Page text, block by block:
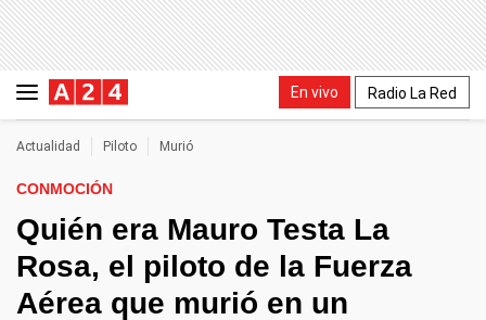
En vivo Radio La Red
Actualidad Piloto Murió
CONMOCIÓN
Quién era Mauro Testa La
Rosa, el piloto de la Fuerza
Aérea que murió en un